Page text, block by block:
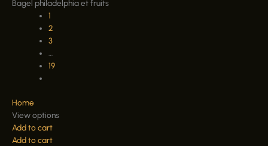
Bagel philadelphia et fruits
1
2
3
19
Home
View options
Add to cart
Add to cart